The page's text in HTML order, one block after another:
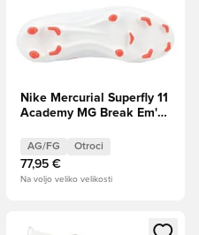
Nike Mercurial Superfly 11
Academy MG Break Em'
AG/FG Otroci
77,95 €
Na voljo veliko velikosti
kot član
Odpre Modal za prijavo ali